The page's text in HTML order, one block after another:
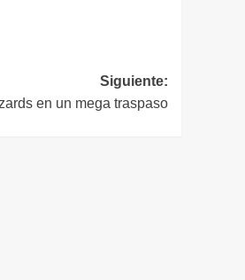
Siguiente:
en un mega traspaso